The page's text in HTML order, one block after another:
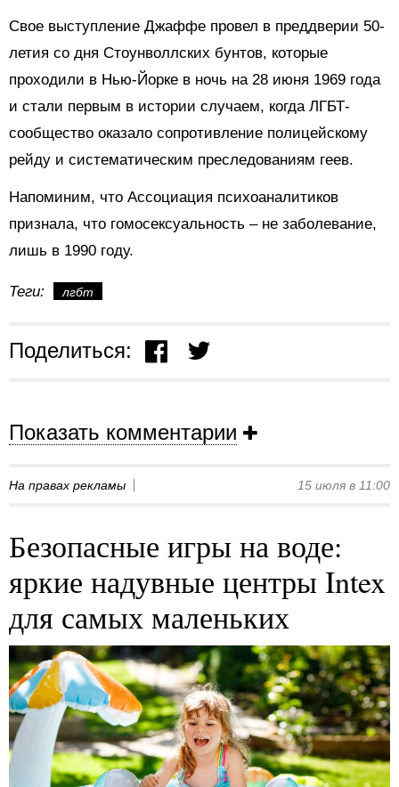
Свое выступление Джаффе провел в преддверии 50-
летия со дня Стоунволлских бунтов, которые
проходили в Нью-Йорке в ночь на 28 июня 1969 года
и стали первым в истории случаем, когда ЛГБТ-
сообщество оказало сопротивление полицейскому
рейду и систематическим преследованиям геев.
Напоминим, что Ассоциация психоаналитиков
признала, что гомосексуальность – не заболевание,
лишь в 1990 году.
Теги: лгбт
Поделиться:
Показать комментарии
На правах рекламы 15 июля в 11:00
Безопасные игры на воде:
яркие надувные центры Intex
для самых маленьких